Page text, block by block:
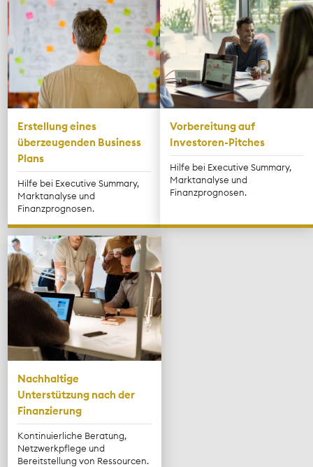
Erstellung eines
überzeugenden Business
Plans
Hilfe bei Executive Summary,
Marktanalyse und
Finanzprognosen.
Vorbereitung auf
Investoren-Pitches
Hilfe bei Executive Summary,
Marktanalyse und
Finanzprognosen.
Nachhaltige
Unterstützung nach der
Finanzierung
Kontinuierliche Beratung,
Netzwerkpflege und
Bereitstellung von Ressourcen.